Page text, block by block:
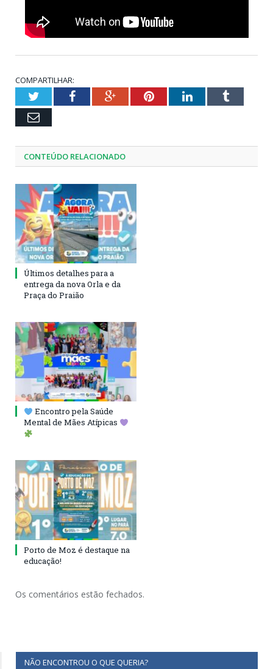
COMPARTILHAR:
TwitterFacebookGoogle+PinterestLinkedInTumblr
Email
CONTEÚDO RELACIONADO
Últimos detalhes para a
entrega da nova Orla e da
Praça do Praião
Encontro pela Saúde
Mental de Mães Atípicas
Porto de Moz é destaque na
educação!
Os comentários estão fechados.
NÃO ENCONTROU O QUE QUERIA?